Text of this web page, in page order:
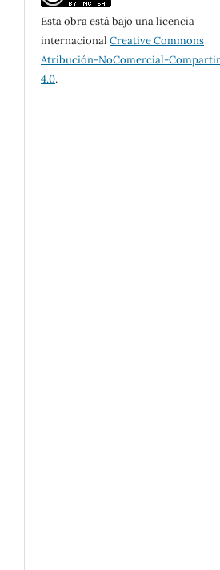
Esta obra está bajo una licencia
internacionalCreative Commons
Atribución-NoComercial-
4.0.